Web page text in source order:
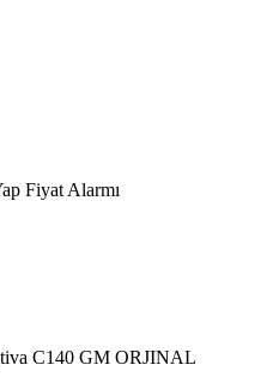
Fiyat Alarmı
C140 GM ORJINAL